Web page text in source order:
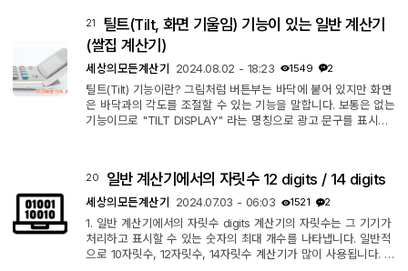
적으로) 불가능할 수 있습니다. 2. 정리해도 풀 수 없는 경우 지금
100만원을 빌려주고 5년 후 150만원을 받는 경우, 연이자율(r)은?
21
틸트(Tilt, 화면 기울임) 기능이 있는 일반 계산기
(쌀집 계산기)
세상의모든계산기 2024.08.02 - 18:23 1549 2
틸트(Tilt) 기능이란? 그림처럼 버튼부는 바닥에 붙어 있지만 화면
은 바닥과의 각도를 조절할 수 있는 기능을 말합니다. 보통은 없는
기능이므로 "TILT DISPLAY" 라는 명칭으로 광고 문구를 표시해
mm K3. 카시오 JW-120MS - 12 Digits - K-Type (확인) 크기:10
7x178.5x26.1cm / 무게:170g 사용기 : https://gapsoo.tistory.co
20 일반 계산기에서의 자릿수 12 digits / 14 digits
세상의모든계산기 2024.07.03 - 06:03 1521 2
1. 일반 계산기에서의 자릿수 digits 계산기의 자릿수는 그 기기가
처리하고 표시할 수 있는 숫자의 최대 개수를 나타냅니다. 일반적
으로 10자릿수, 12자릿수, 14자릿수 계산기가 많이 사용됩니다. 영